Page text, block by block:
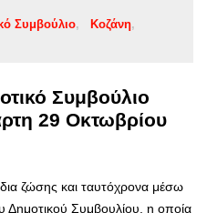
Συμβούλιο
Κοζάνη
Συμβούλιο
29 Οκτωβρίου
ζώσης και ταυτόχρονα μέσω
Δημοτικού Συμβουλίου, η οποία